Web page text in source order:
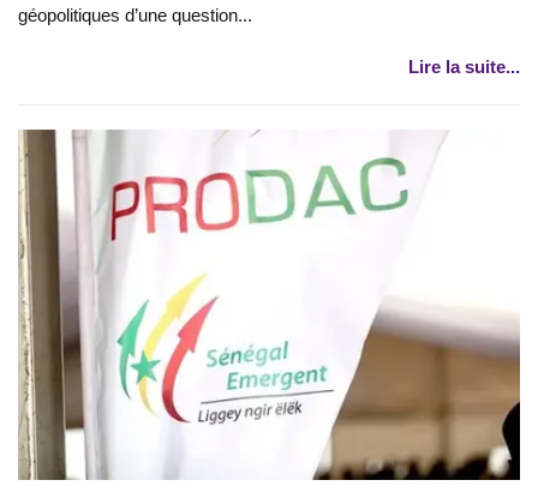
géopolitiques d’une question...
Lire la suite...